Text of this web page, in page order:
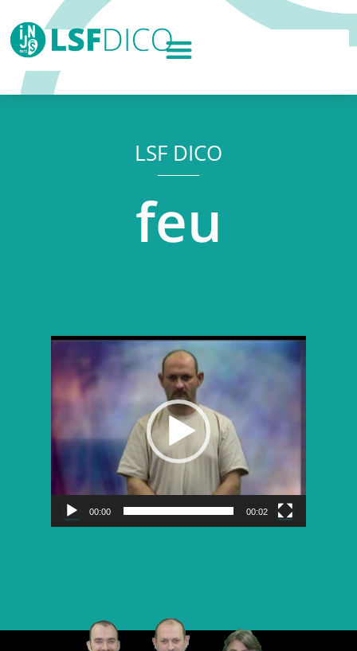
LSF DICO
feu
Lecteur
vidéo
00:00 00:02